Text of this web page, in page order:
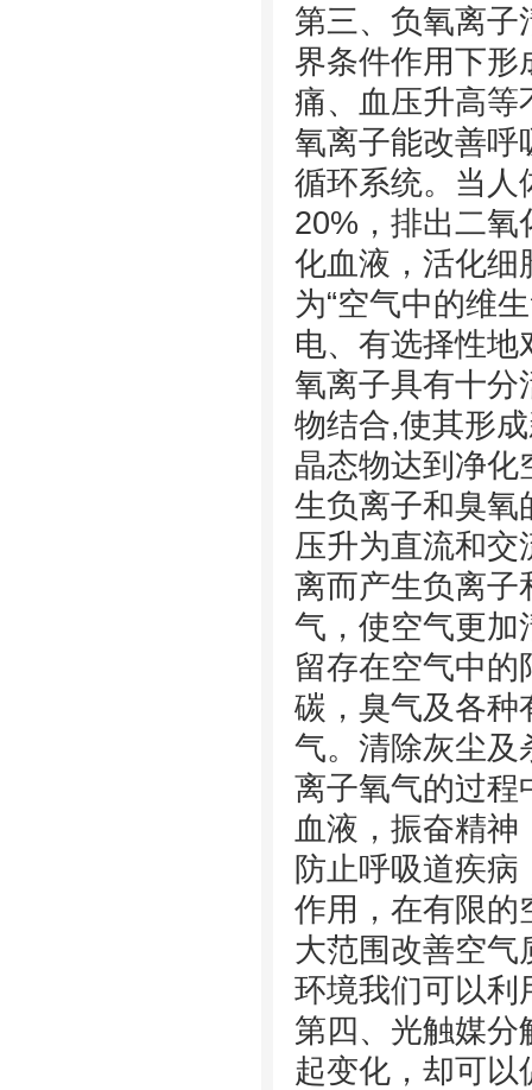
第三、负氧离子
界条件作用下形
痛、血压升高等
氧离子能改善呼
循环系统。当人
20%，排出二氧
化血液，活化细
为“空气中的维
电、有选择性
氧离子具有十分
物结合,使其形
晶态物达到净化
生负离子和臭氧
压升为直流和
离而产生负离子
气，使空气更加
留存在空气中
碳，臭气及各种
气。清除灰尘及
离子氧气的过程
血液，振奋精
防止呼吸道疾
作用，在有限的
大范围改善空气
环境我们可以利
第四、光触媒分
起变化，却可以